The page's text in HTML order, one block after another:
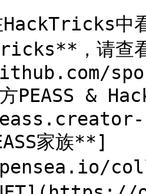
中
，请
PEASS &
家族**]